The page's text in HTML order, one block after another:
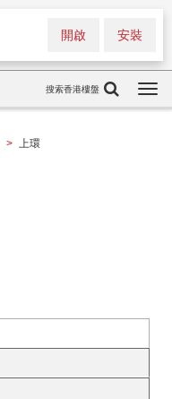
安裝
開啟
搜索香港樓盤
> 上環